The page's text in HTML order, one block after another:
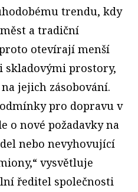
trendu, kdy
a tradiční
otevírají menší
skladovými prostory,
jejich zásobování.
pro dopravu v
o nové požadavky na
nebo nevyhovující
vysvětluje
ředitel společnosti